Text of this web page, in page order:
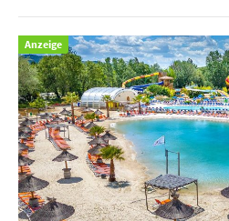
Anzeige